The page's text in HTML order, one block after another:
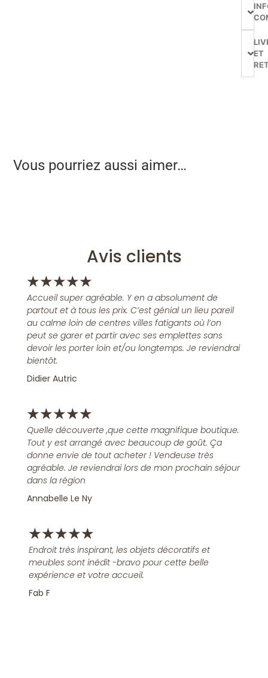
ET
Vous pourriez aussi aimer…
Avis clients
★★★★★
Accueil super agréable. Y en a absolument de
partout et à tous les prix. C’est génial un lieu pareil
au calme loin de centres villes fatigants où l’on
peut se garer et partir avec ses emplettes sans
devoir les porter loin et/ou longtemps. Je reviendrai
bientôt.
Didier Autric
★★★★★
Quelle découverte ,que cette magnifique boutique.
Tout y est arrangé avec beaucoup de goût. Ça
donne envie de tout acheter ! Vendeuse très
agréable. Je reviendrai lors de mon prochain séjour
dans la région
Annabelle Le Ny
★★★★★
Endroit très inspirant, les objets décoratifs et
meubles sont inédit -bravo pour cette belle
expérience et votre accueil.
Fab F